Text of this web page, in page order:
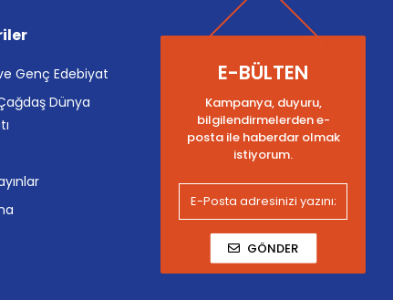
Genç Edebiyat
Dünya
E-BÜLTEN
Kampanya, duyuru,
bilgilendirmelerden e-
posta ile haberdar olmak
istiyorum.
GÖNDER